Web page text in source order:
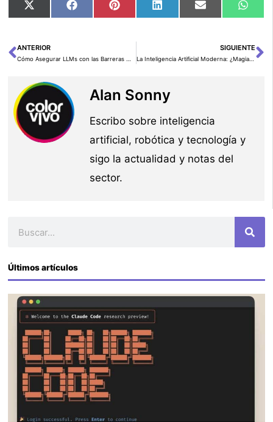
Compartir
en
X
Compartir
en
FacebookCompartir
en
PinterestCompartir
en
LinkedInCompartir
en
Email
en
Ant
ANTERIOR SIGUIENTE
Alan Sonny
Escribo sobre inteligencia
artificial, robótica y tecnología y
sigo la actualidad y notas del
sector.
Últimos artículos